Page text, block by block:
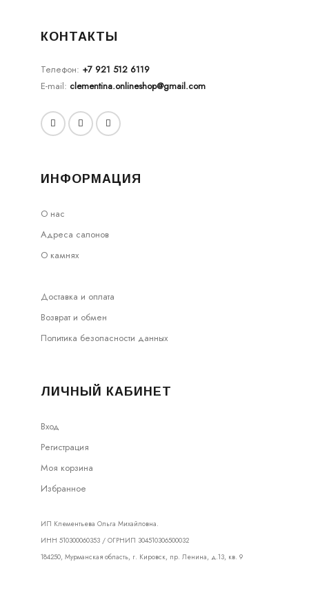
КОНТАКТЫ
Телефон: +7 921 512 6119
E-mail: clementina.onlineshop@gmail.com
ИНФОРМАЦИЯ
О нас
Адреса салонов
О камнях
Доставка и оплата
Возврат и обмен
Политика безопасности данных
ЛИЧНЫЙ КАБИНЕТ
Вход
Регистрация
Моя корзина
Избранное
ИП Клементьева Ольга Михайловна.
ИНН 510300060353 / ОГРНИП 304510306500032
184250, Мурманская область, г. Кировск, пр. Ленина, д.13, кв. 9